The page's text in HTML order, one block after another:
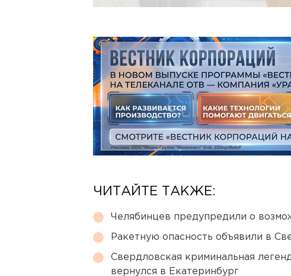
ЧИТАЙТЕ ТАКЖЕ:
Челябинцев предупредили о
Ракетную опасность объявили в
Свердловская криминальная
вернулся в Екатеринбург